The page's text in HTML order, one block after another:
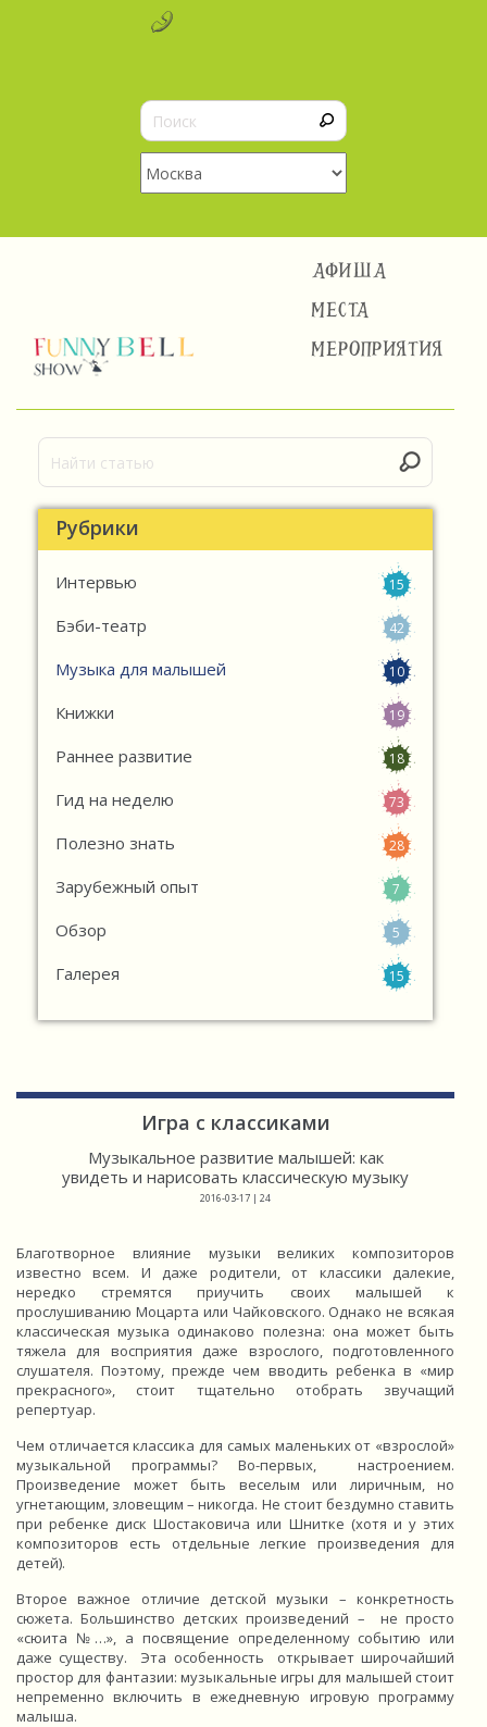
АФИША
МЕСТА
МЕРОПРИЯТИЯ
Рубрики
Интервью 15
Бэби-театр 42
Музыка для малышей 10
Книжки 19
Раннее развитие 18
Гид на неделю 73
Полезно знать 28
Зарубежный опыт 7
Обзор 5
Галерея 15
Игра с классиками
Музыкальное развитие малышей: как
увидеть и нарисовать классическую музыку
2016-03-17 | 24
Благотворное влияние музыки великих композиторов
известно всем. И даже родители, от классики далекие,
нередко стремятся приучить своих малышей к
прослушиванию Моцарта или Чайковского. Однако не всякая
классическая музыка одинаково полезна: она может быть
тяжела для восприятия даже взрослого, подготовленного
слушателя. Поэтому, прежде чем вводить ребенка в «мир
прекрасного», стоит тщательно отобрать звучащий
репертуар.
Чем отличается классика для самых маленьких от «взрослой»
музыкальной программы? Во-первых, настроением.
Произведение может быть веселым или лиричным, но
угнетающим, зловещим – никогда. Не стоит бездумно ставить
при ребенке диск Шостаковича или Шнитке (хотя и у этих
композиторов есть отдельные легкие произведения для
детей).
Второе важное отличие детской музыки – конкретность
сюжета. Большинство детских произведений – не просто
«сюита №…», а посвящение определенному событию или
даже существу. Эта особенность открывает широчайший
простор для фантазии: музыкальные игры для малышей стоит
непременно включить в ежедневную игровую программу
малыша.